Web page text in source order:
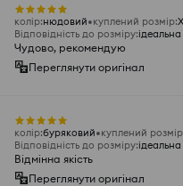
колір:нюдовий куплений розмір:
Відповідність до розміру:ідеальна
Чудово, рекомендую
Переглянути оригінал
колір:буряковий куплений розмір
Відповідність до розміру:ідеальна
Відмінна якість
Переглянути оригінал